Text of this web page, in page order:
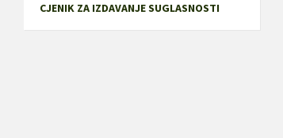
CJENIK ZA IZDAVANJE SUGLASNOSTI